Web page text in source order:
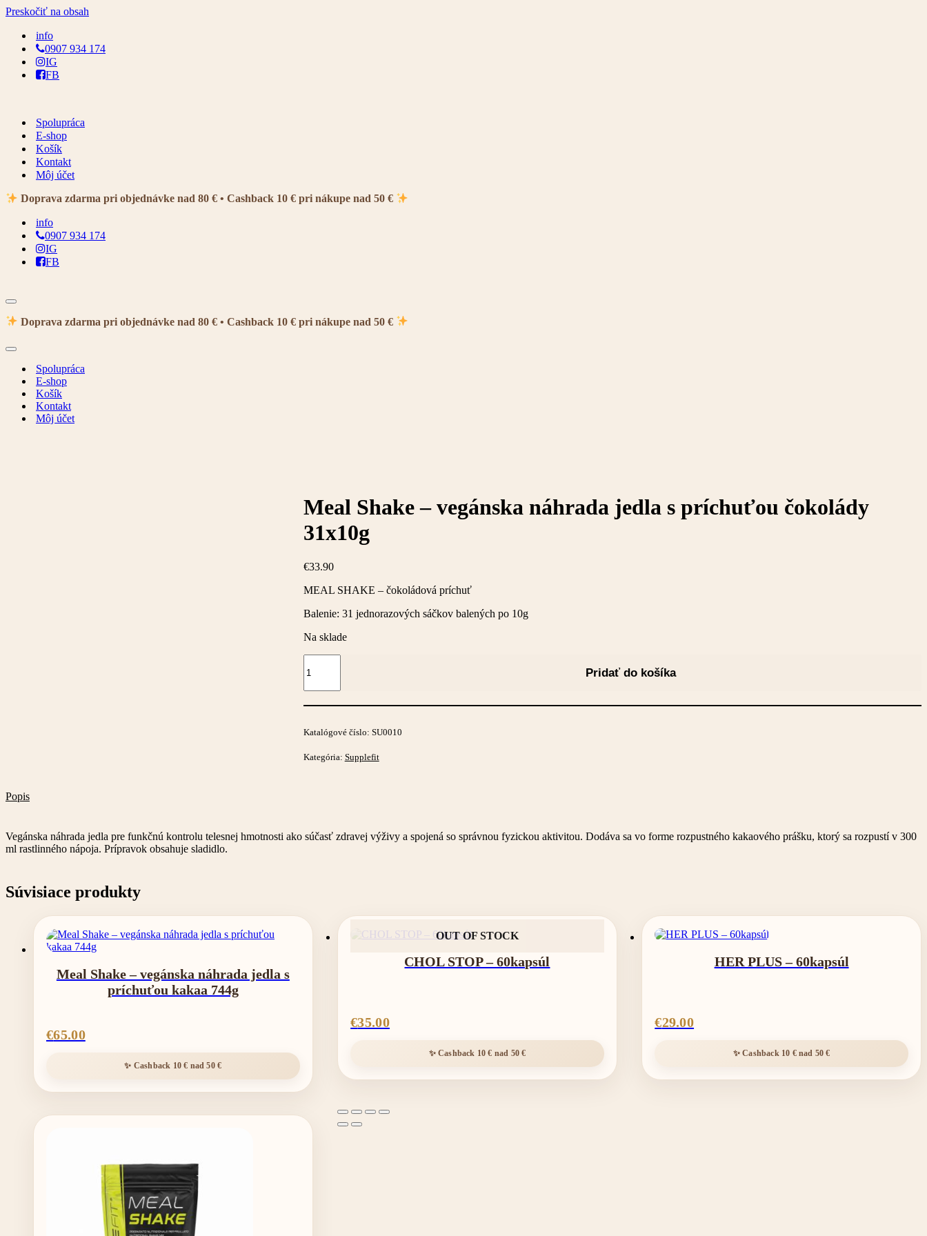
Preskočiť na obsah
info
0907 934 174
IG
FB
Spolupráca
E-shop
Košík
Kontakt
Môj účet
Doprava zdarma pri objednávke nad 80 € • Cashback 10 € pri nákupe nad 50 €
info
0907 934 174
IG
FB
Menu
navigácie
Doprava zdarma pri objednávke nad 80 € • Cashback 10 € pri nákupe nad 50 €
Menu
navigácieSpolupráca
E-shop
Košík
Kontakt
Môj účet
Meal Shake – vegánska náhrada jedla s príchuťou čokolády
31x10g
€33.90
MEAL SHAKE – čokoládová príchuť
Balenie: 31 jednorazových sáčkov balených po 10g
Na sklade
Meal
vegánska
jedla
príchuťou
Pridať do košíka
Katalógové číslo: SU0010
Kategória: Supplefit
Popis
Vegánska náhrada jedla pre funkčnú kontrolu telesnej hmotnosti ako súčasť zdravej výživy a spojená so správnou fyzickou aktivitou. Dodáva sa vo forme rozpustného kakaového prášku, ktorý sa rozpustí v 300
ml rastlinného nápoja. Prípravok obsahuje sladidlo.
Súvisiace produkty
Meal Shake – vegánska náhrada jedla s
príchuťou kakaa 744g
€65.00
OUT OF STOCK
CHOL STOP – 60kapsúl
€35.00
HER PLUS – 60kapsúl
€29.00